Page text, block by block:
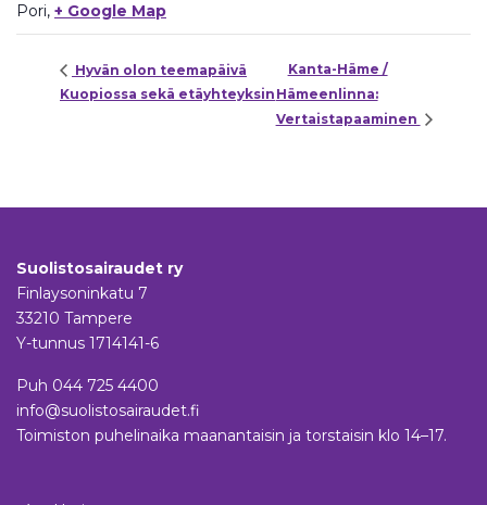
Pori, + Google Map
Hyvän olon teemapäivä
Kuopiossa sekä etäyhteyksin
Kanta-Häme /
Hämeenlinna:
Vertaistapaaminen
Suolistosairaudet ry
Finlaysoninkatu 7
33210 Tampere
Y-tunnus 1714141-6
Puh 044 725 4400
info@suolistosairaudet.fi
Toimiston puhelinaika maanantaisin ja torstaisin klo 14–17.